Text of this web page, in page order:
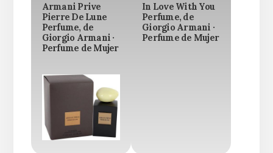
Armani Prive
Pierre De Lune
Perfume, de
Giorgio Armani ·
Perfume de Mujer
In Love With You
Perfume, de
Giorgio Armani ·
Perfume de Mujer